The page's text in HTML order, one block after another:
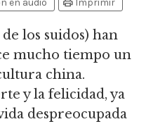
en audio Imprimir
los suidos) han
mucho tiempo un
china.
y la felicidad, ya
despreocupada